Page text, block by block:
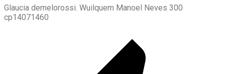
Glaucia demelorossi. Wuilquem Manoel Neves 300
cp14071460